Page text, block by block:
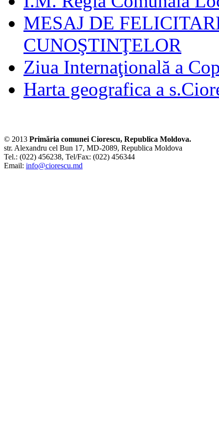
MESAJ DE
CUNOŞTINŢELOR
Ziua Internaţională a
Harta geografica a
© 2013 Primăria comunei Ciorescu, Republica Moldova.
str. Alexandru cel Bun 17, MD-2089, Republica Moldova
Tel.: (022) 456238, Tel/Fax: (022) 456344
Email: info@ciorescu.md